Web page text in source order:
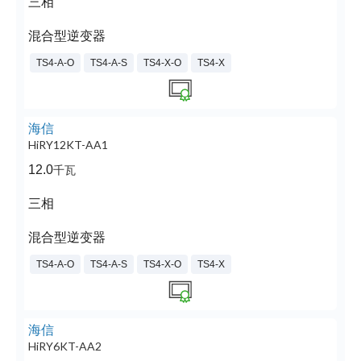
混合型逆变器
TS4-A-O TS4-A-S TS4-X-O TS4-X
海信
HiRY12KT-AA1
12.0千瓦
三相
混合型逆变器
TS4-A-O TS4-A-S TS4-X-O TS4-X
海信
HiRY6KT-AA2